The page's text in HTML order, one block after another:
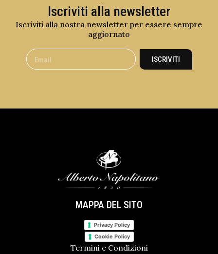
Iscriviti alla newsletter
Iscriviti alla nostra newsletter per essere sempre
aggiornato
ISCRIVITI
MAPPA DEL SITO
Privacy Policy
Cookie Policy
Termini e Condizioni